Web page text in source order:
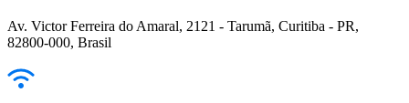
Av. Victor Ferreira do Amaral, 2121 - Tarumã, Curitiba - PR,
82800-000, Brasil